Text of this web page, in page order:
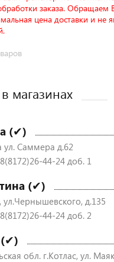
заказа.
цена доставки и не
магазинах
(✔)
ул. Саммера д.62
44-24 доб. 1
(✔)
ул.Чернышевского, д.135
44-24 доб. 2
(✔)
обл. г.Котлас, ул.